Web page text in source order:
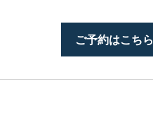
ご予約はこちら